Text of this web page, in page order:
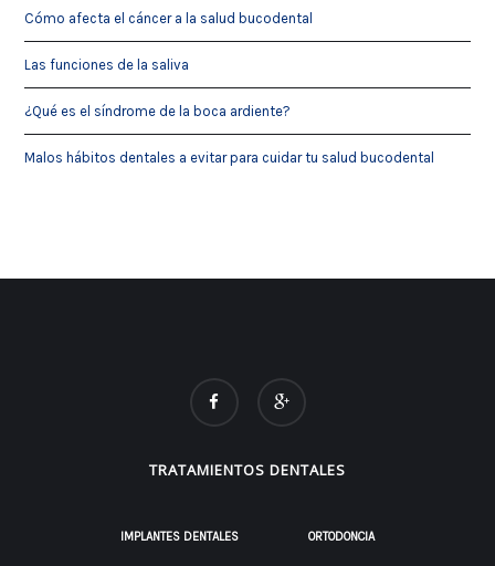
Cómo afecta el cáncer a la salud bucodental
Las funciones de la saliva
¿Qué es el síndrome de la boca ardiente?
Malos hábitos dentales a evitar para cuidar tu salud bucodental
TRATAMIENTOS DENTALES
IMPLANTES DENTALES ORTODONCIA